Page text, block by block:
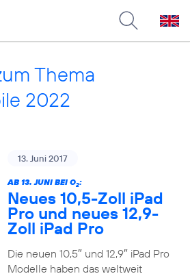
Thema
2022
13. Juni 2017
AB 13. JUNI BEI O2:
Neues 10,5-Zoll iPad
Pro und neues 12,9-
Zoll iPad Pro
Die neuen 10,5″ und 12,9″ iPad Pro
Modelle haben das weltweit